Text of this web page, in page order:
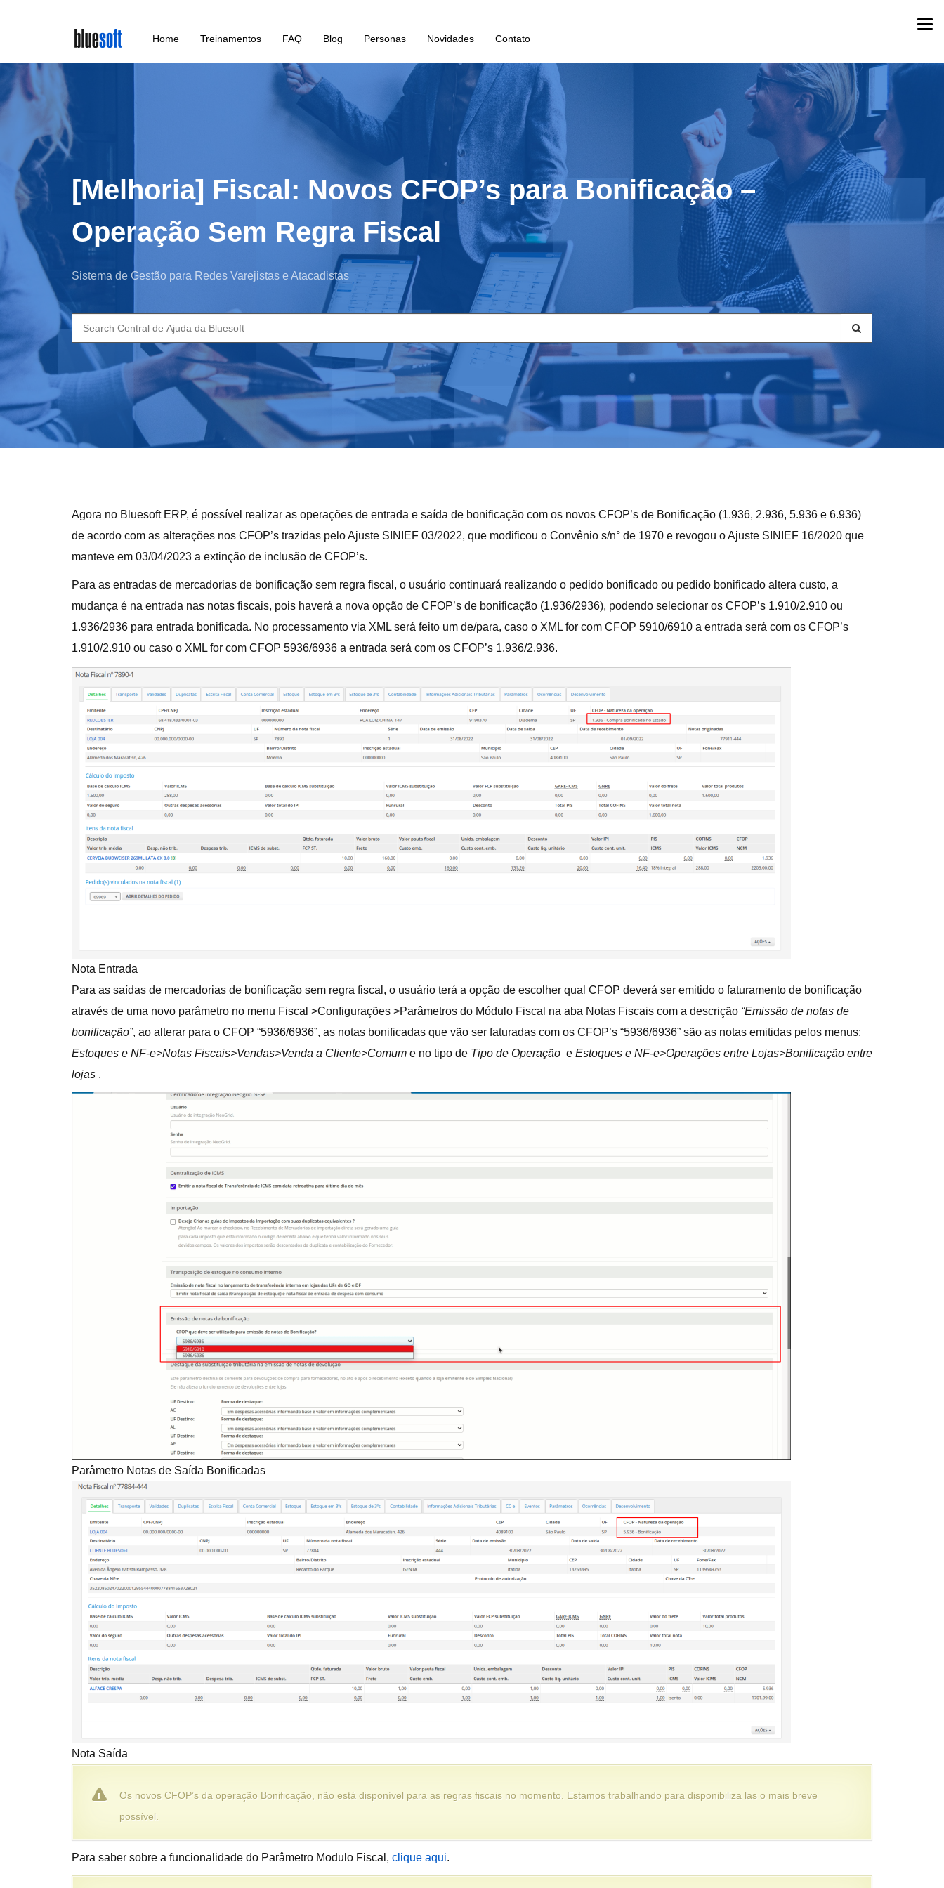
main
content
Home Treinamentos FAQ Blog Personas Novidades Contato
[Melhoria] Fiscal: Novos CFOP’s para Bonificação –
Operação Sem Regra Fiscal
Sistema de Gestão para Redes Varejistas e Atacadistas
Search
for:
Agora no Bluesoft ERP, é possível realizar as operações de entrada e saída de bonificação com os novos CFOP’s de Bonificação (1.936, 2.936, 5.936 e 6.936)
de acordo com as alterações nos CFOP’s trazidas pelo Ajuste SINIEF 03/2022, que modificou o Convênio s/n° de 1970 e revogou o Ajuste SINIEF 16/2020 que
manteve em 03/04/2023 a extinção de inclusão de CFOP’s.
Para as entradas de mercadorias de bonificação sem regra fiscal, o usuário continuará realizando o pedido bonificado ou pedido bonificado altera custo, a
mudança é na entrada nas notas fiscais, pois haverá a nova opção de CFOP’s de bonificação (1.936/2936), podendo selecionar os CFOP’s 1.910/2.910 ou
1.936/2936 para entrada bonificada. No processamento via XML será feito um de/para, caso o XML for com CFOP 5910/6910 a entrada será com os CFOP’s
1.910/2.910 ou caso o XML for com CFOP 5936/6936 a entrada será com os CFOP’s 1.936/2.936.
Nota Entrada
Para as saídas de mercadorias de bonificação sem regra fiscal, o usuário terá a opção de escolher qual CFOP deverá ser emitido o faturamento de bonificação
através de uma novo parâmetro no menu Fiscal >Configurações >Parâmetros do Módulo Fiscal na aba Notas Fiscais com a descrição “Emissão de notas de
bonificação”, ao alterar para o CFOP “5936/6936”, as notas bonificadas que vão ser faturadas com os CFOP’s “5936/6936” são as notas emitidas pelos menus:
Estoques e NF-e>Notas Fiscais>Vendas>Venda a Cliente>Comum e no tipo de Tipo de Operação e Estoques e NF-e>Operações entre Lojas>Bonificação entre
lojas .
Parâmetro Notas de Saída Bonificadas
Nota Saída
Os novos CFOP’s da operação Bonificação, não está disponível para as regras fiscais no momento. Estamos trabalhando para disponibiliza las o mais breve
possível.
Para saber sobre a funcionalidade do Parâmetro Modulo Fiscal, clique aqui.